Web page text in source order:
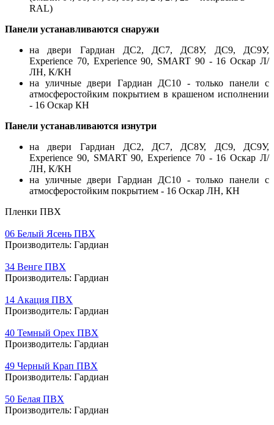
RAL)
Панели устанавливаются снаружи
на двери Гардиан ДС2, ДС7, ДС8У, ДС9, ДС9У,
Experience 70, Experience 90, SMART 90 - 16 Оскар Л/
ЛН, К/КН
на уличные двери Гардиан ДС10 - только панели с
атмосферостойким покрытием в крашеном исполнении
- 16 Оскар КН
Панели устанавливаются изнутри
на двери Гардиан ДС2, ДС7, ДС8У, ДС9, ДС9У,
Experience 90, SMART 90, Experience 70 - 16 Оскар Л/
ЛН, К/КН
на уличные двери Гардиан ДС10 - только панели с
атмосферостойким покрытием - 16 Оскар ЛН, КН
Пленки ПВХ
06 Белый Ясень ПВХ
Производитель: Гардиан
34 Венге ПВХ
Производитель: Гардиан
14 Акация ПВХ
Производитель: Гардиан
40 Темный Орех ПВХ
Производитель: Гардиан
49 Черный Крап ПВХ
Производитель: Гардиан
50 Белая ПВХ
Производитель: Гардиан